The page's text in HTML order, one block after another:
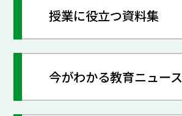
授業に役立つ資料集
今がわかる教育ニュース